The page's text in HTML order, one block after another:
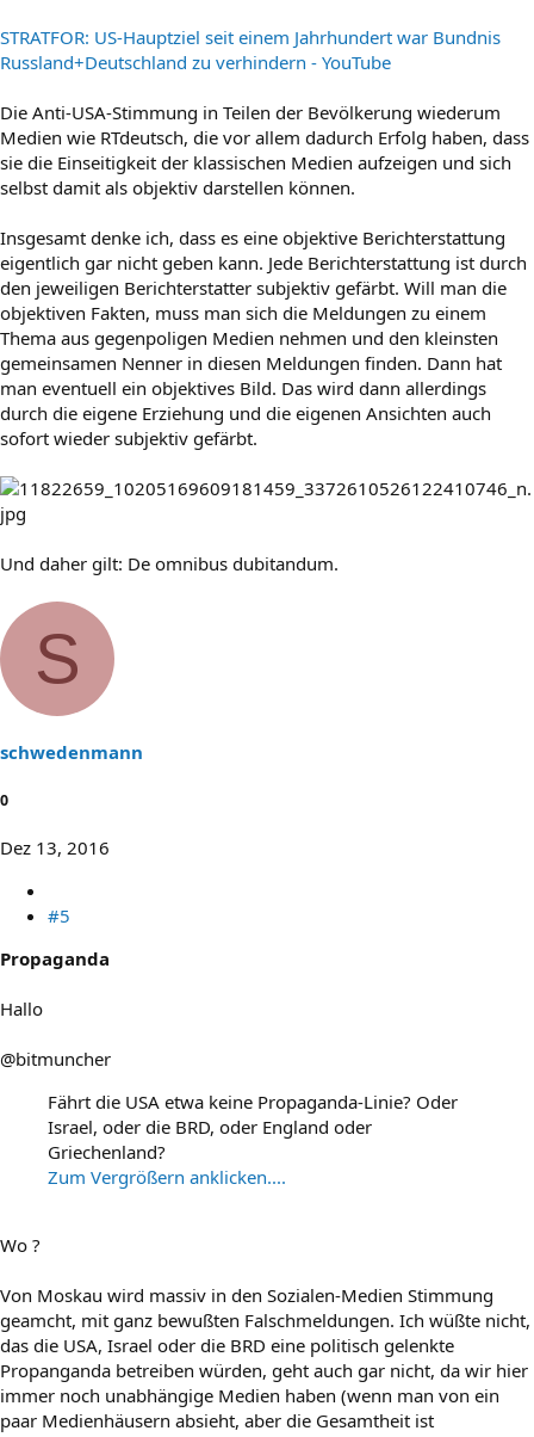
STRATFOR: US-Hauptziel seit einem Jahrhundert war Bundnis
Russland+Deutschland zu verhindern - YouTube
Die Anti-USA-Stimmung in Teilen der Bevölkerung wiederum
Medien wie RTdeutsch, die vor allem dadurch Erfolg haben, dass
sie die Einseitigkeit der klassischen Medien aufzeigen und sich
selbst damit als objektiv darstellen können.
Insgesamt denke ich, dass es eine objektive Berichterstattung
eigentlich gar nicht geben kann. Jede Berichterstattung ist durch
den jeweiligen Berichterstatter subjektiv gefärbt. Will man die
objektiven Fakten, muss man sich die Meldungen zu einem
Thema aus gegenpoligen Medien nehmen und den kleinsten
gemeinsamen Nenner in diesen Meldungen finden. Dann hat
man eventuell ein objektives Bild. Das wird dann allerdings
durch die eigene Erziehung und die eigenen Ansichten auch
sofort wieder subjektiv gefärbt.
Und daher gilt: De omnibus dubitandum.
S
schwedenmann
0
Dez 13, 2016
#5
Propaganda
Hallo
@bitmuncher
Fährt die USA etwa keine Propaganda-Linie? Oder
Israel, oder die BRD, oder England oder
Griechenland?
Zum Vergrößern anklicken....
Wo ?
Von Moskau wird massiv in den Sozialen-Medien Stimmung
geamcht, mit ganz bewußten Falschmeldungen. Ich wüßte nicht,
das die USA, Israel oder die BRD eine politisch gelenkte
Propanganda betreiben würden, geht auch gar nicht, da wir hier
immer noch unabhängige Medien haben (wenn man von ein
paar Medienhäusern absieht, aber die Gesamtheit ist